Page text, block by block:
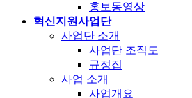
홍보동영상
혁신지원사업단
사업단 소개
사업단 조직도
규정집
사업 소개
사업개요